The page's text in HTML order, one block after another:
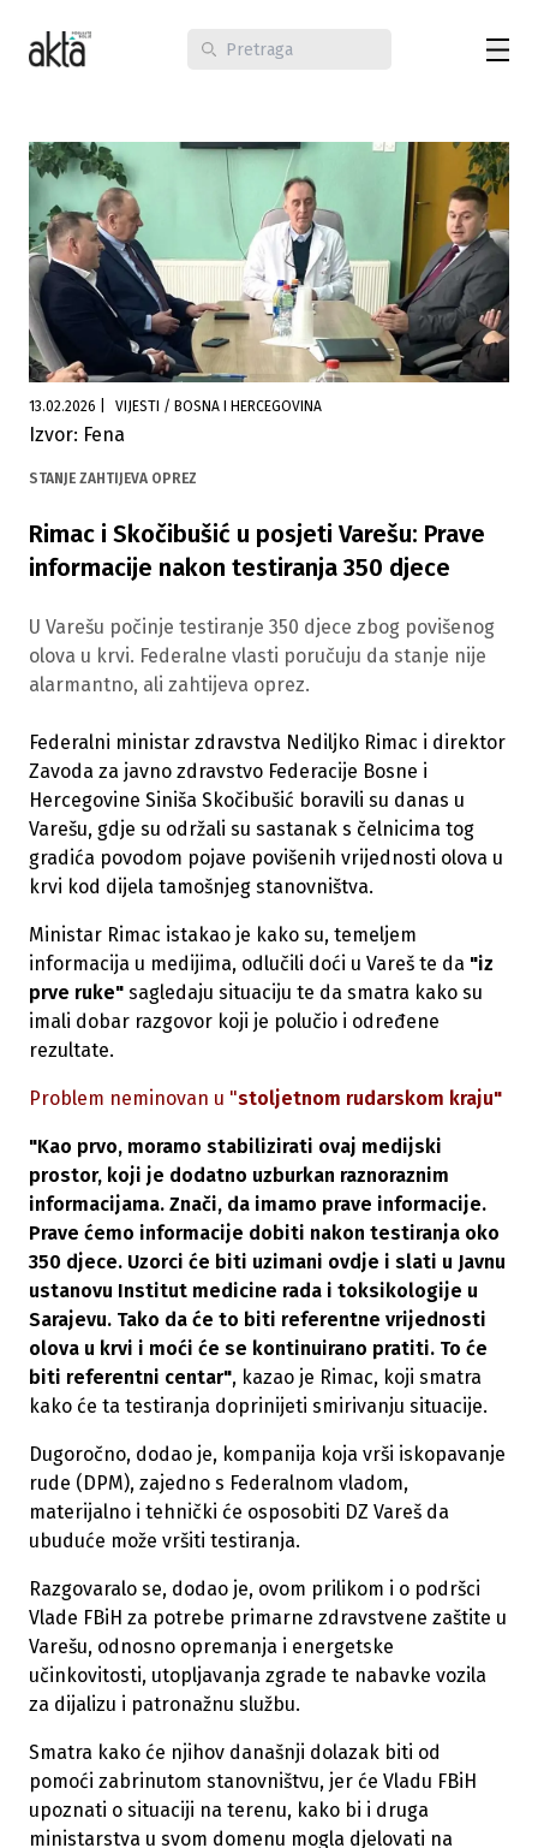
13.02.2026 VIJESTI / BOSNA I HERCEGOVINA
Izvor: Fena
STANJE ZAHTIJEVA OPREZ
Rimac i Skočibušić u posjeti Varešu: Prave
informacije nakon testiranja 350 djece
U Varešu počinje testiranje 350 djece zbog povišenog
olova u krvi. Federalne vlasti poručuju da stanje nije
alarmantno, ali zahtijeva oprez.
Federalni ministar zdravstva Nediljko Rimac i direktor
Zavoda za javno zdravstvo Federacije Bosne i
Hercegovine Siniša Skočibušić boravili su danas u
Varešu, gdje su održali su sastanak s čelnicima tog
gradića povodom pojave povišenih vrijednosti olova u
krvi kod dijela tamošnjeg stanovništva.
Ministar Rimac istakao je kako su, temeljem
informacija u medijima, odlučili doći u Vareš te da "iz
prve ruke" sagledaju situaciju te da smatra kako su
imali dobar razgovor koji je polučio i određene
rezultate.
Problem neminovan u "stoljetnom rudarskom kraju"
"Kao prvo, moramo stabilizirati ovaj medijski
prostor, koji je dodatno uzburkan raznoraznim
informacijama. Znači, da imamo prave informacije.
Prave ćemo informacije dobiti nakon testiranja oko
350 djece. Uzorci će biti uzimani ovdje i slati u Javnu
ustanovu Institut medicine rada i toksikologije u
Sarajevu. Tako da će to biti referentne vrijednosti
olova u krvi i moći će se kontinuirano pratiti. To će
biti referentni centar", kazao je Rimac, koji smatra
kako će ta testiranja doprinijeti smirivanju situacije.
Dugoročno, dodao je, kompanija koja vrši iskopavanje
rude (DPM), zajedno s Federalnom vladom,
materijalno i tehnički će osposobiti DZ Vareš da
ubuduće može vršiti testiranja.
Razgovaralo se, dodao je, ovom prilikom i o podršci
Vlade FBiH za potrebe primarne zdravstvene zaštite u
Varešu, odnosno opremanja i energetske
učinkovitosti, utopljavanja zgrade te nabavke vozila
za dijalizu i patronažnu službu.
Smatra kako će njihov današnji dolazak biti od
pomoći zabrinutom stanovništvu, jer će Vladu FBiH
upoznati o situaciji na terenu, kako bi i druga
ministarstva u svom domenu mogla djelovati na